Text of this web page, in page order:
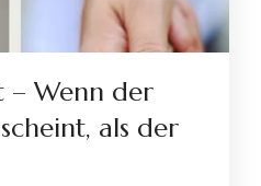
– Wenn der
als der